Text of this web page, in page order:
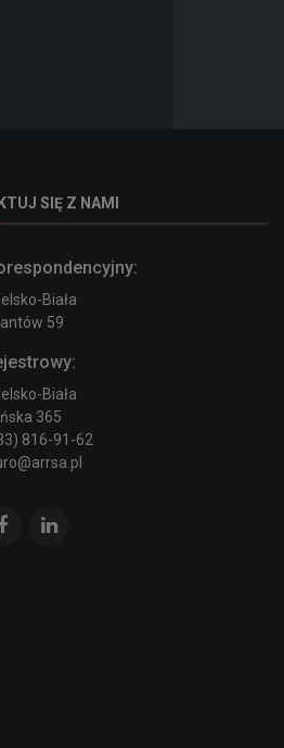
SIĘ Z NAMI
Biała
59
Biała
365
816-91-62